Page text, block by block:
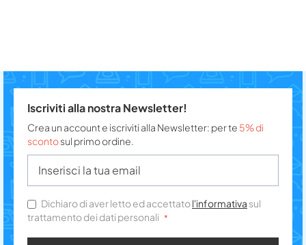
Iscriviti alla nostra Newsletter!
Crea un account e iscriviti alla Newsletter: per te 5% di
scontosul primo ordine.
Dichiaro di aver letto ed accettatol'informativa sul
trattamento dei dati personali